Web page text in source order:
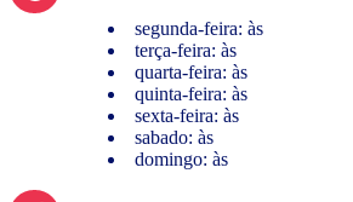
segunda-feira: às
terça-feira: às
quarta-feira: às
quinta-feira: às
sexta-feira: às
sabado: às
domingo: às